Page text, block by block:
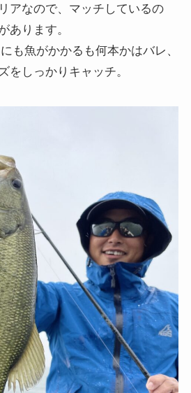
アなので、マッチしているの
あります。
も魚がかかるも何本かはバレ、
をしっかりキャッチ。